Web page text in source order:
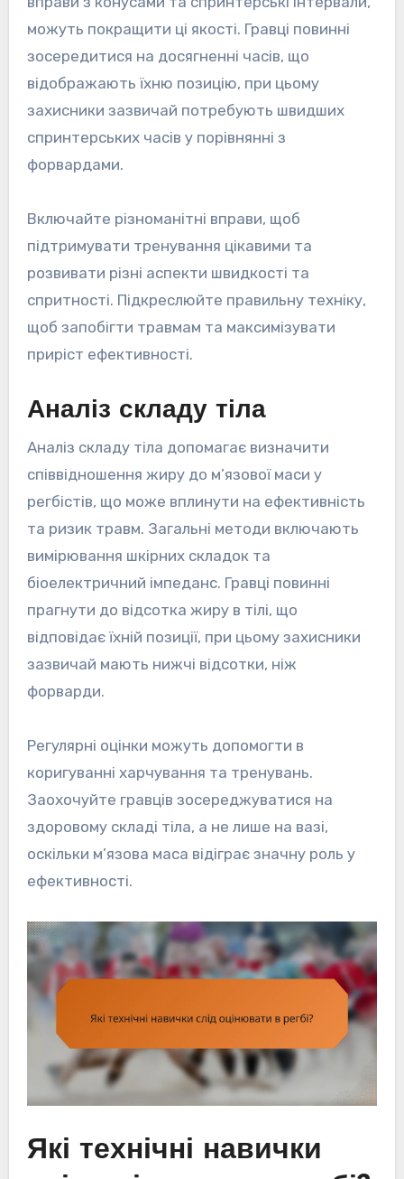
можуть покращити ці якості. Гравці повинні
зосередитися на досягненні часів, що
відображають їхню позицію, при цьому
захисники зазвичай потребують швидших
спринтерських часів у порівнянні з
форвардами.
Включайте різноманітні вправи, щоб
підтримувати тренування цікавими та
розвивати різні аспекти швидкості та
спритності. Підкреслюйте правильну техніку,
щоб запобігти травмам та максимізувати
приріст ефективності.
Аналіз складу тіла
Аналіз складу тіла допомагає визначити
співвідношення жиру до м’язової маси у
регбістів, що може вплинути на ефективність
та ризик травм. Загальні методи включають
вимірювання шкірних складок та
біоелектричний імпеданс. Гравці повинні
прагнути до відсотка жиру в тілі, що
відповідає їхній позиції, при цьому захисники
зазвичай мають нижчі відсотки, ніж
форварди.
Регулярні оцінки можуть допомогти в
коригуванні харчування та тренувань.
Заохочуйте гравців зосереджуватися на
здоровому складі тіла, а не лише на вазі,
оскільки м’язова маса відіграє значну роль у
ефективності.
Які технічні навички